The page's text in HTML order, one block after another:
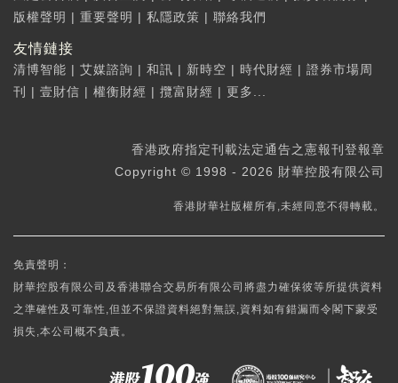
版權聲明 | 重要聲明 | 私隱政策 | 聯絡我們
友情鏈接
清博智能 | 艾媒諮詢 | 和訊 | 新時空 | 時代財經 | 證券市場周
刊
| 壹財信 | 權衡財經 | 攬富財經 | 更多...
香港政府指定刊載法定通告之憲報刊登報章
Copyright © 1998 - 2026 財華控股有限公司
香港財華社版權所有,未經同意不得轉載。
免責聲明：
財華控股有限公司及香港聯合交易所有限公司將盡力確保彼等所提供資料
之準確性及可靠性,但並不保證資料絕對無誤,資料如有錯漏而令閣下蒙受
損失,本公司概不負責。